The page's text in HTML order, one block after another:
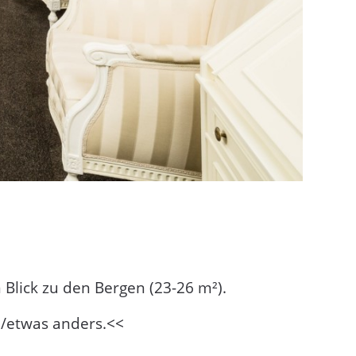
zu den Bergen (23-26 m²).
anders.<<